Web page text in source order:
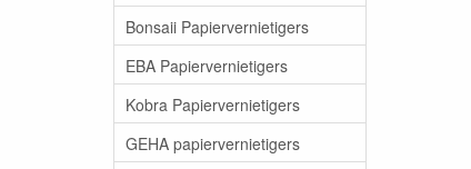
Bonsaii Papiervernietigers
EBA Papiervernietigers
Kobra Papiervernietigers
GEHA papiervernietigers